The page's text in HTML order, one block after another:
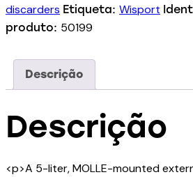
discarders Etiqueta: Wisport
produto: 50199
Descrição
Descrição
<p>A 5-liter, MOLLE-mounted